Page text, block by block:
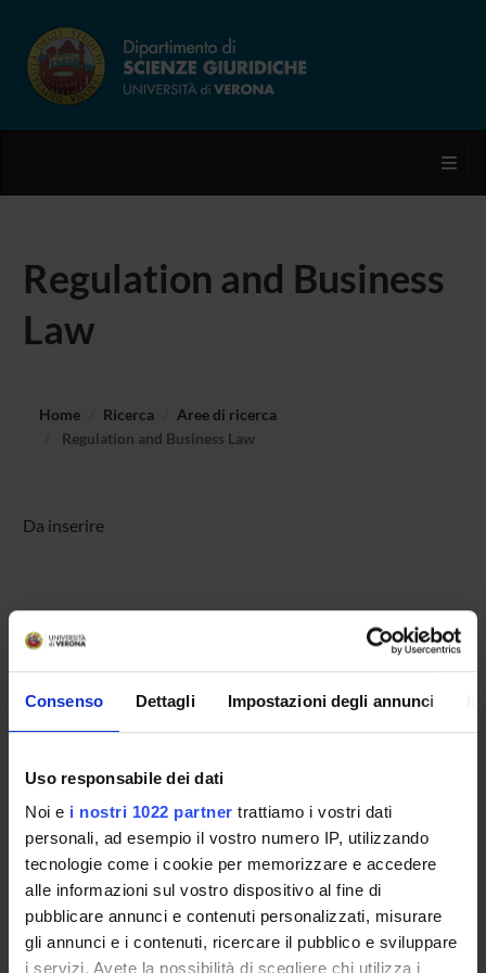
Consenso Dettagli Impostazioni degli annunci
Uso responsabile dei dati
Noi e i nostri 1022 partner trattiamo i vostri dati
personali, ad esempio il vostro numero IP, utilizzando
tecnologie come i cookie per memorizzare e accedere
alle informazioni sul vostro dispositivo al fine di
pubblicare annunci e contenuti personalizzati, misurare
gli annunci e i contenuti, ricercare il pubblico e sviluppare
i servizi. Avete la possibilità di scegliere chi utilizza i
Regulation and Business
Law
Home Ricerca
Aree di ricerca
Regulation and Business Law
Da inserire
ATTIVITÀ
AREE DI RICERCA
DOTTORATI DI RICERCA
STRUTTURE
CENTRI
BIBLIOTECHE